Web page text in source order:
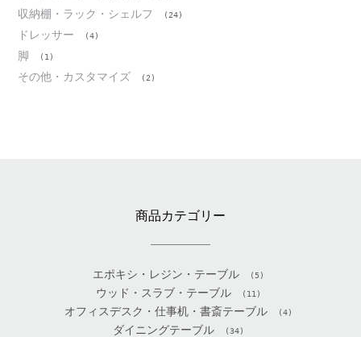
収納棚・ラック・シェルフ (24)
ドレッサー (4)
脚 (1)
その他・カスタマイズ (2)
商品カテゴリー
エポキシ・レジン・テーブル (5)
ウッド・スラブ・テーブル (11)
オフィスデスク・仕事机・書斎テーブル (4)
ダイニングテーブル (34)